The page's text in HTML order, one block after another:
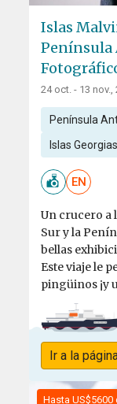
Islas
Península
24 oct. - 13 nov.,
Península
Islas
EN
Un crucero a
Sur y la
bellas
Este viaje le
pingüinos ¡y
Ir a la
Hasta